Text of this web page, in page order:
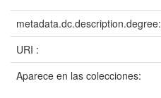
metadata.dc.description.degree:
URI :
Aparece en las colecciones: